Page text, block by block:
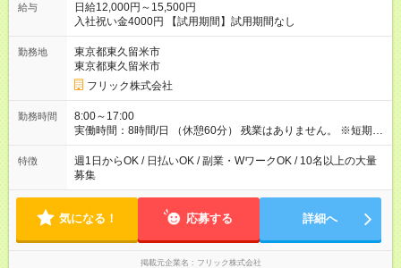
給与
日給12,000円～15,500円
入社祝い金4000円 【試用期間】試用期間なし
勤務地
東京都東久留米市
東京都東久留米市
フリック株式会社
勤務時間
8:00～17:00
実働時間：8時間/日 （休憩60分） 残業はありません。 ※短期の
募集は行っておりません。予めご了承くださいませ。
特徴
週1日からOK / 日払いOK / 副業・WワークOK / 10名以上の大量
募集
気になる！ 応募する 詳細へ
掲載元企業名 フリック株式会社